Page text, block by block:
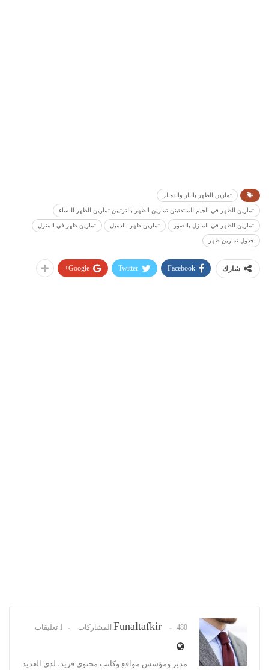
تمارين الظهر بالبار والدمبلز
تمارين الظهر في الجيم للمبتدئينن تمارين الظهر بالترتيبن تمارين الظهر للنساء
تمارين الظهر في المنزل بالصور تمارين ظهر بالدمبل تمارين ظهر في المنزل
جدول تمارين ظهر
شارك Facebook
Twitter
Google+
Funaltafkir 480 المشاركات 1 تعليقات
مدير ومؤسس مواقع وكاتب محتوى فريد، لدى العديد